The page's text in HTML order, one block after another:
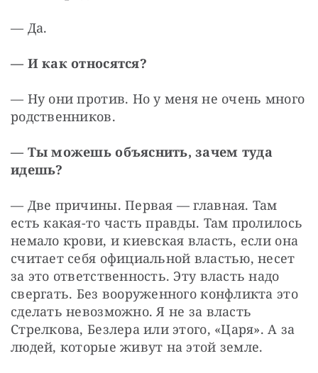
— Да.
— И как относятся?
— Ну они против. Но у меня не очень много
родственников.
— Ты можешь объяснить, зачем туда
идешь?
— Две причины. Первая — главная. Там
есть какая-то часть правды. Там пролилось
немало крови, и киевская власть, если она
считает себя официальной властью, несет
за это ответственность. Эту власть надо
свергать. Без вооруженного конфликта это
сделать невозможно. Я не за власть
Стрелкова, Безлера или этого, «Царя». А за
людей, которые живут на этой земле.